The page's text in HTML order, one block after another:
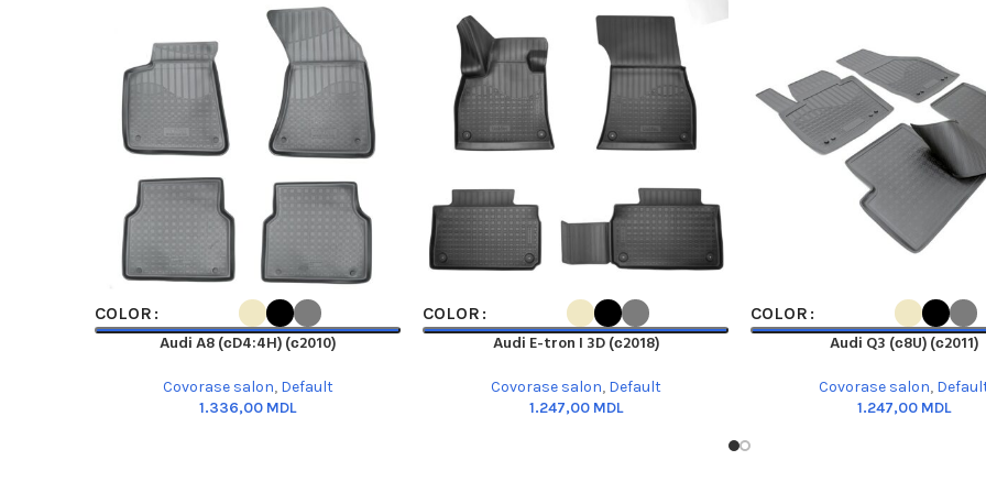
SELECT OPTIONS
COLOR
Audi A8 (сD4:4H) (с2010)
Covorase salon, Default
MDL
SELECT OPTIONS
COLOR
Audi E-tron I 3D (с2018)
Covorase salon, Default
MDL
SELECT OPTIONS
COLOR
Audi Q3 (с8U) (с2011)
Covorase salon,
MDL